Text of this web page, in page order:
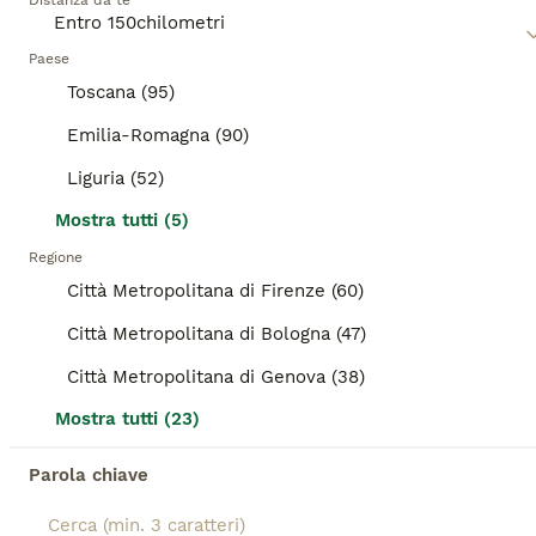
Paese
Toscana (95)
Emilia-Romagna (90)
Liguria (52)
Mostra tutti (5)
Regione
Città Metropolitana di Firenze (60)
Città Metropolitana di Bologna (47)
Città Metropolitana di Genova (38)
Mostra tutti (23)
Parola chiave
Associazioni Canili